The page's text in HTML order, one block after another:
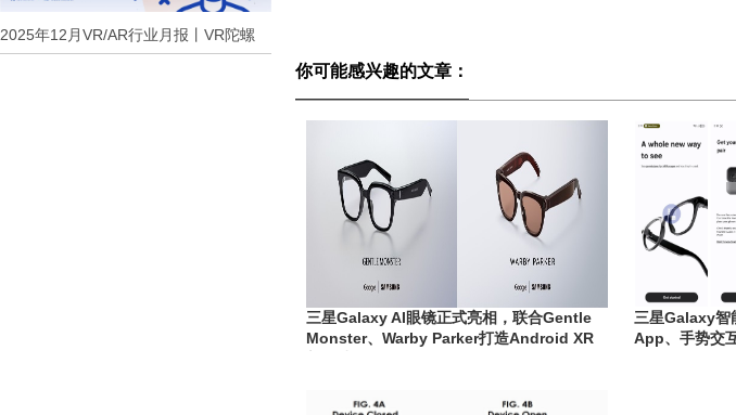
2025年12月VR/AR行业月报丨VR陀螺
你可能感兴趣的文章：
三星Galaxy AI眼镜正式亮相，联合Gentle
Monster、Warby Parker打造Android XR
三星Galaxy智
App、手势交